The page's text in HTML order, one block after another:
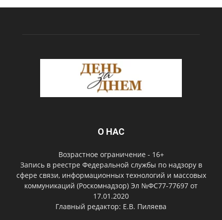
О НАС
Возрастное ограничение - 16+
Запись в реестре Федеральной службы по надзору в
сфере связи, информационных технологий и массовых
коммуникаций (Роскомнадзор) Эл №ФС77-77697 от
17.01.2020
Главный редактор: Е.В. Пиляева